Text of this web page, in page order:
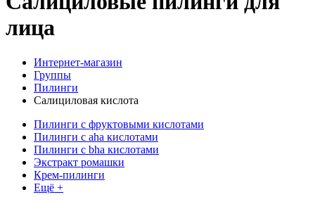
лица
Интернет-магазин
Группы
Пилинги
Салициловая кислота
Пилинги с фруктовыми кислотами
Пилинги с aha кислотами
Пилинги с bha кислотами
Экстракт ромашки
Крем-пилинги
Ещё +